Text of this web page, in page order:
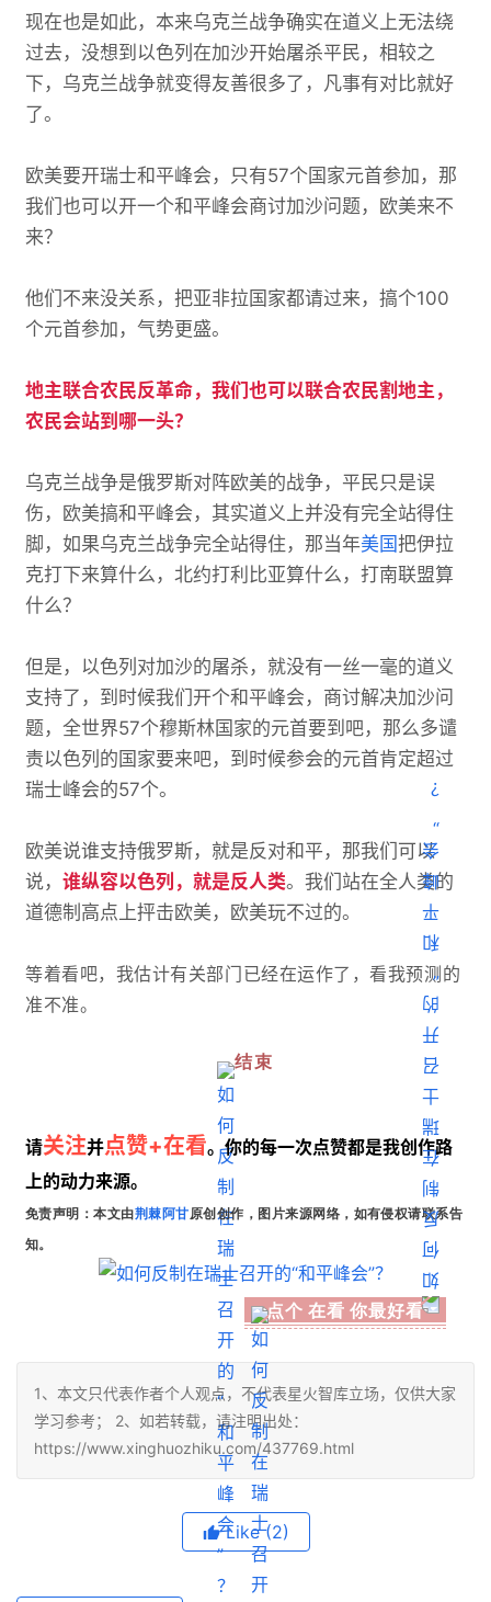
现在也是如此，本来乌克兰战争确实在道义上无法绕
过去，没想到以色列在加沙开始屠杀平民，相较之
下，乌克兰战争就变得友善很多了，凡事有对比就好
了。
欧美要开瑞士和平峰会，只有57个国家元首参加，那
我们也可以开一个和平峰会商讨加沙问题，欧美来不
来？
他们不来没关系，把亚非拉国家都请过来，搞个100
个元首参加，气势更盛。
地主联合农民反革命，我们也可以联合农民割地主，
农民会站到哪一头？
乌克兰战争是俄罗斯对阵欧美的战争，平民只是误
伤，欧美搞和平峰会，其实道义上并没有完全站得住
脚，如果乌克兰战争完全站得住，那当年美国把伊拉
克打下来算什么，北约打利比亚算什么，打南联盟算
什么？
但是，以色列对加沙的屠杀，就没有一丝一毫的道义
支持了，到时候我们开个和平峰会，商讨解决加沙问
题，全世界57个穆斯林国家的元首要到吧，那么多谴
责以色列的国家要来吧，到时候参会的元首肯定超过
瑞士峰会的57个。
欧美说谁支持俄罗斯，就是反对和平，那我们可以
说， 谁纵容以色列，就是反人类。我们站在全人类的
道德制高点上抨击欧美，欧美玩不过的。
等着看吧，我估计有关部门已经在运作了，看我预测的
准不准。
结束
请关注并点赞+在看。你的每一次点赞都是我创作路
上的动力来源。
免责声明：本文由荆棘阿甘原创创作，图片来源网络，如有侵权请联系告
知。
点个 在看 你最好看
1、本文只代表作者个人观点，不代表星火智库立场，仅供大家
学习参考； 2、如若转载，请注明出处：
https://www.xinghuozhiku.com/437769.html
Like(2)